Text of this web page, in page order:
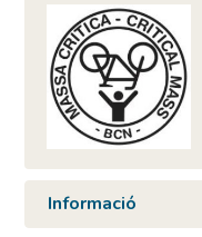
Informació